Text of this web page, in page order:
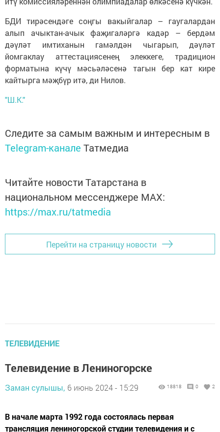
БДИ тирәсендәге соңгы вакыйгалар – гаугалардан
алып ачыктан-ачык фаҗигаләргә кадәр – бердәм
дәүләт имтиханын гамәлдән чыгарып, дәүләт
йомгаклау аттестациясенең элеккеге, традицион
форматына күчү мәсьәләсенә тагын бер кат кире
кайтырга мәҗбүр итә, ди Нилов.
"Ш.К."
Следите за самым важным и интересным в
Telegram-канале Татмедиа
Читайте новости Татарстана в
национальном мессенджере MАХ:
https://max.ru/tatmedia
Перейти на страницу новости
ТЕЛЕВИДЕНИЕ
Телевидение в Лениногорске
Заман сулышы, 6 июнь 2024 - 15:29 18818 0 2
В начале марта 1992 года состоялась первая
трансляция лениногорской студии телевидения и с